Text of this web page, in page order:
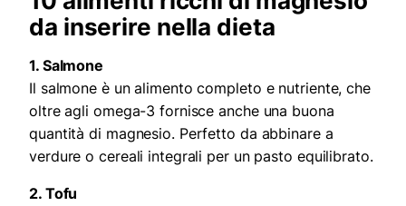
da inserire nella dieta
1. Salmone
Il salmone è un alimento completo e nutriente, che
oltre agli omega-3 fornisce anche una buona
quantità di magnesio. Perfetto da abbinare a
verdure o cereali integrali per un pasto equilibrato.
2. Tofu